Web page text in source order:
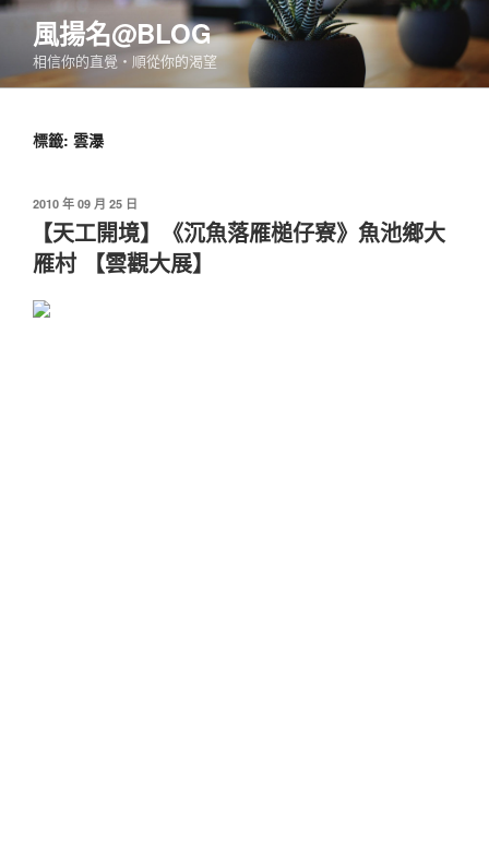
跳
要
風揚名@BLOG
相信你的直覺‧順從你的渴望
標籤: 雲瀑
發
2010 年 09 月 25 日
【天工開境】《沉魚落雁槌仔寮》魚池鄉大
雁村 【雲觀大展】